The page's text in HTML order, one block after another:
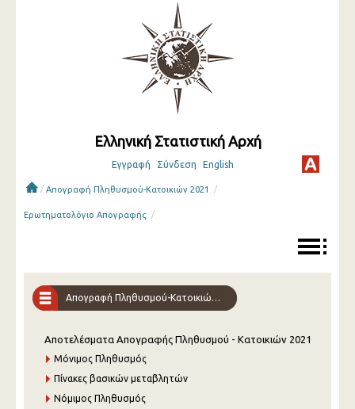
Ελληνική Στατιστική Αρχή
Εγγραφή Σύνδεση English
/ Απογραφή Πληθυσμού-Κατοικιών 2021 /
Ερωτηματολόγιο Απογραφής /
Απογραφή Πληθυσμού-Κατοικιών 2021
Αποτελέσματα Απογραφής Πληθυσμού - Κατοικιών 2021
Μόνιμος Πληθυσμός
Πίνακες βασικών μεταβλητών
Νόμιμος Πληθυσμός